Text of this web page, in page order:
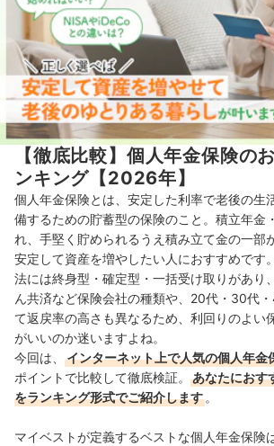
【徹底比較】個人年金保険の
ンキング【2026年】
個人年金保険とは、安定した利率で老後の生
備するための貯蓄型の保険のこと。積立年金
れ、 手堅く貯められるうえ 積み立て金の一部
安定して資産を増やしたい人におすすめです。
法には終身型・確定型・一括受け取りがあり、
ん共済など保険会社の種類や、 20代・30代
て返戻率の高さも異なるため、利回りのよい
がいいのか迷いますよね。
今回は、
インターネット上で人気の個人年金
ポイントで比較して徹底検証。
あなたにおす
をランキング形式でご紹介します 。
マイベストが定義するベストな個人年金保険